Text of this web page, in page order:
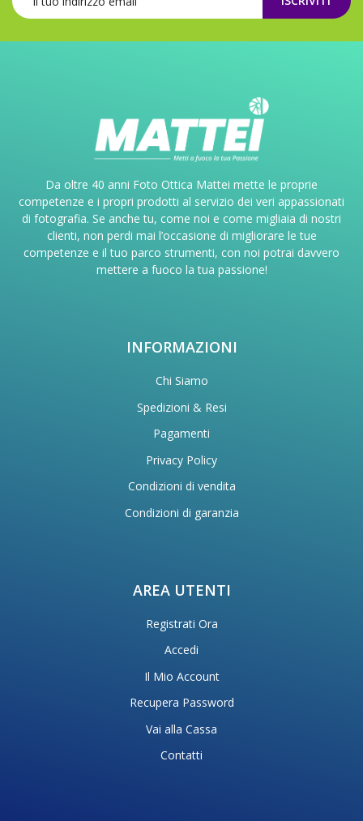
Da oltre 40 anni Foto Ottica Mattei mette le proprie
competenze e i propri prodotti al servizio dei veri appassionati
di fotografia. Se anche tu, come noi e come migliaia di nostri
clienti, non perdi mai l’occasione di migliorare le tue
competenze e il tuo parco strumenti, con noi potrai davvero
mettere a fuoco la tua passione!
INFORMAZIONI
Chi Siamo
Spedizioni & Resi
Pagamenti
Privacy Policy
Condizioni di vendita
Condizioni di garanzia
AREA UTENTI
Registrati Ora
Accedi
Il Mio Account
Recupera Password
Vai alla Cassa
Contatti